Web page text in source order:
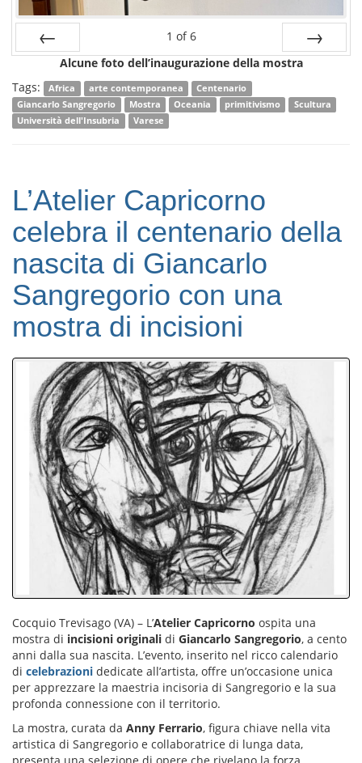
1 of 6
Next
Alcune foto dell’inaugurazione della mostra
Tags:
Africa arte contemporanea
Centenario
Giancarlo Sangregorio
Mostra Oceania primitivismo
Scultura
Università dell'Insubria
Varese
L’Atelier Capricorno
celebra il centenario della
nascita di Giancarlo
Sangregorio con una
mostra di incisioni
Cocquio Trevisago (VA) – L’Atelier Capricorno ospita una
mostra di incisioni originali di Giancarlo Sangregorio, a cento
anni dalla sua nascita. L’evento, inserito nel ricco calendario
di celebrazioni dedicate all’artista, offre un’occasione unica
per apprezzare la maestria incisoria di Sangregorio e la sua
profonda connessione con il territorio.
La mostra, curata da Anny Ferrario, figura chiave nella vita
artistica di Sangregorio e collaboratrice di lunga data,